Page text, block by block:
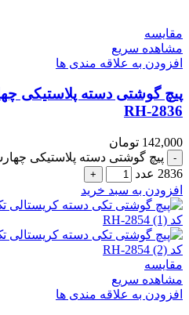
مقایسه
مشاهده سریع
افزودن به علاقه مندی ها
RH-2836
142,000 تومان
2836 عدد
افزودن به سبد خرید
مقایسه
مشاهده سریع
افزودن به علاقه مندی ها